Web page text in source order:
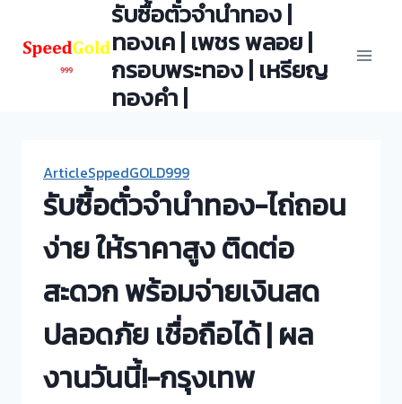
content
รับซื้อตั๋วจำนำทอง |
ทองเค | เพชร พลอย |
กรอบพระทอง | เหรียญ
ทองคำ |
ArticleSppedGOLD999
รับซื้อตั๋วจำนำทอง-ไถ่ถอน
ง่าย ให้ราคาสูง ติดต่อ
สะดวก พร้อมจ่ายเงินสด
ปลอดภัย เชื่อถือได้ | ผล
งานวันนี้!-กรุงเทพ